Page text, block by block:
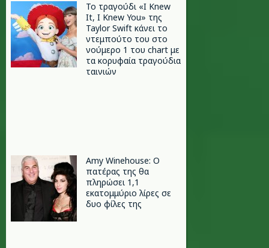
Το τραγούδι «I Knew
It, I Knew You» της
Taylor Swift κάνει το
ντεμπούτο του στο
νούμερο 1 του chart με
τα κορυφαία τραγούδια
ταινιών
Amy Winehouse: Ο
πατέρας της θα
πληρώσει 1,1
εκατομμύριο λίρες σε
δυο φίλες της